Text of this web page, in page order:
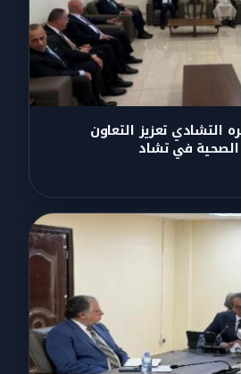
التشادي تعزيز التعاون
في تشاد